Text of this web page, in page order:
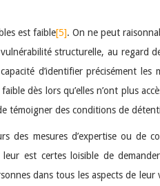
est faible[5]. On ne peut
structurelle, au regard
d’identifier précisément
dès lors qu’elles n’ont plus
témoigner des conditions de
des mesures d’expertise ou de
est certes loisible de
dans tous les aspects de